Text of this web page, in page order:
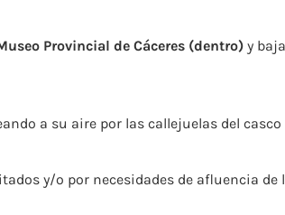
Provincial de Cáceres (dentro) y
a su aire por las callejuelas del casco
y/o por necesidades de afluencia de